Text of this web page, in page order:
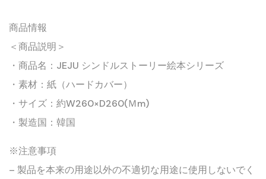
商品情報
＜商品説明＞
・商品名：JEJU シンドルストーリー絵本シリーズ
・素材：紙（ハードカバー）
・サイズ：約W260×D260(ｍm)
・製造国：韓国
※注意事項
– 製品を本来の用途以外の不適切な用途に使用しないでく